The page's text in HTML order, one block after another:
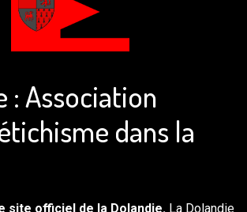
: Association
dans la
site officiel de la Dolandie. La Dolandie